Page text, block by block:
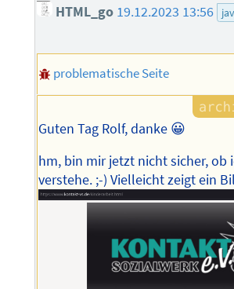
HTML_go 19.12.2023 13:56
problematische Seite
Guten Tag Rolf, danke 😀
hm, bin mir jetzt nicht sicher, ob
verstehe. ;-) Vielleicht zeigt ein